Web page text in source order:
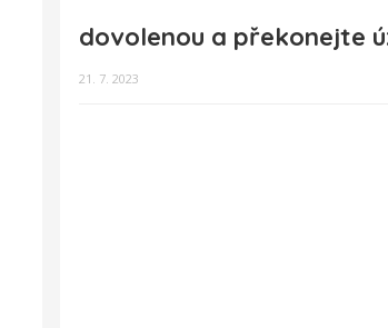
dovolenou a překonejte
21. 7. 2023